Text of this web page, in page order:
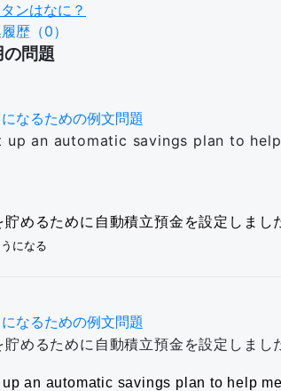
ンはなに？
歴（0）
問題
なるための例文問題
up an automatic savings plan to
めるために自動積立預金を設定しまし
になる
なるための例文問題
めるために自動積立預金を設定しまし
up an automatic savings plan to help